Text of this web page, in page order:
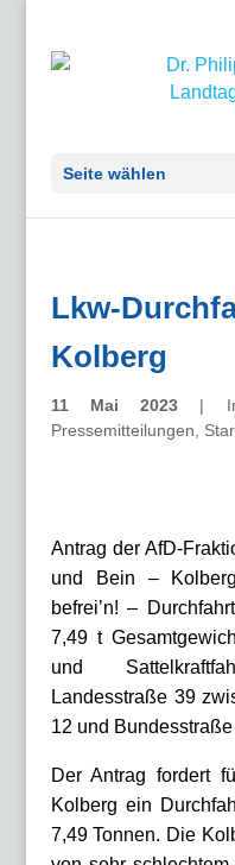
Seite wählen
Lkw-
Kolberg
11 Mai 2023 |
Pressemitteilungen
Antrag der AfD-
und Bein –
befrei’n! –
7,49 t
und
Landesstraße 39
12 und Bundesstraße
Der Antrag fordert
Kolberg ein
7,49 Tonnen. Die